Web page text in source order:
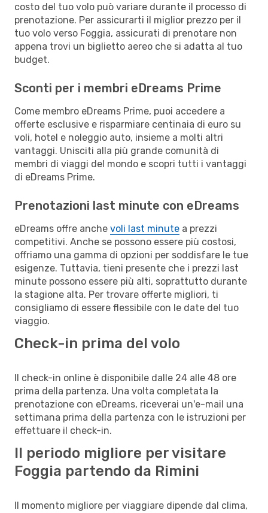
costo del tuo volo può variare durante il processo di
prenotazione. Per assicurarti il miglior prezzo per il
tuo volo verso Foggia, assicurati di prenotare non
appena trovi un biglietto aereo che si adatta al tuo
budget.
Sconti per i membri eDreams Prime
Come membro eDreams Prime, puoi accedere a
offerte esclusive e risparmiare centinaia di euro su
voli, hotel e noleggio auto, insieme a molti altri
vantaggi. Unisciti alla più grande comunità di
membri di viaggi del mondo e scopri tutti i vantaggi
di eDreams Prime.
Prenotazioni last minute con eDreams
eDreams offre anche voli last minute a prezzi
competitivi. Anche se possono essere più costosi,
offriamo una gamma di opzioni per soddisfare le tue
esigenze. Tuttavia, tieni presente che i prezzi last
minute possono essere più alti, soprattutto durante
la stagione alta. Per trovare offerte migliori, ti
consigliamo di essere flessibile con le date del tuo
viaggio.
Check-in prima del volo
Il check-in online è disponibile dalle 24 alle 48 ore
prima della partenza. Una volta completata la
prenotazione con eDreams, riceverai un'e-mail una
settimana prima della partenza con le istruzioni per
effettuare il check-in.
Il periodo migliore per visitare
Foggia partendo da Rimini
Il momento migliore per viaggiare dipende dal clima,